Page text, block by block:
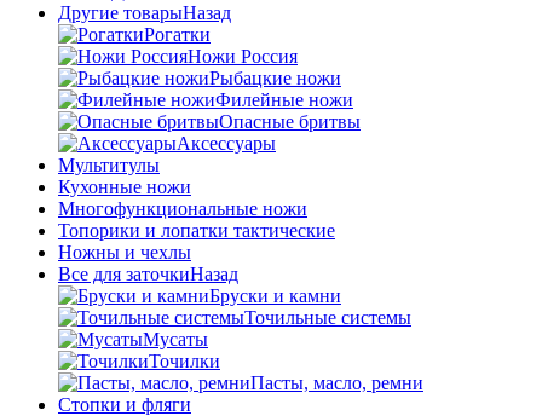
Другие товарыНазад
Рогатки
Ножи Россия
Рыбацкие ножи
Филейные ножи
Опасные бритвы
Аксессуары
Мультитулы
Кухонные ножи
Многофункциональные ножи
Топорики и лопатки тактические
Ножны и чехлы
Все для заточкиНазад
Бруски и камни
Точильные системы
Мусаты
Точилки
Пасты, масло, ремни
Стопки и фляги